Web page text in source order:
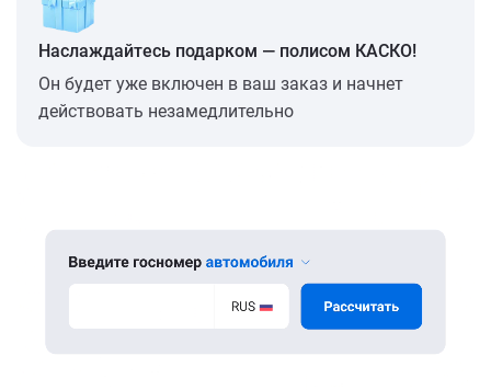
Наслаждайтесь подарком — полисом КАСКО!
Он будет уже включен в ваш заказ и начнет
действовать незамедлительно